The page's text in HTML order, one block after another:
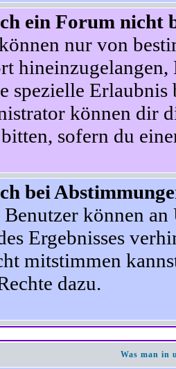
ein Forum nicht
nur von
hineinzugelangen,
spezielle
können dir
sofern du
bei
können
Ergebnisses
mitstimmen
dazu.
Was man in